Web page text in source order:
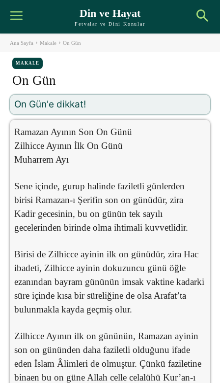
Din ve Hayat
Fetvalar ve Dini Konular
Ana Sayfa Makale On Gün
MAKALE
On Gün
On Gün'e dikkat!
Ramazan Ayının Son On Günü
Zilhicce Ayının İlk On Günü
Muharrem Ayı
Sene içinde, gurup halinde faziletli günlerden
birisi Ramazan-ı Şerifin son on günüdür, zira
Kadir gecesinin, bu on günün tek sayılı
gecelerinden birinde olma ihtimali kuvvetlidir.
Birisi de Zilhicce ayinin ilk on günüdür, zira Hac
ibadeti, Zilhicce ayinin dokuzuncu günü öğle
ezanından bayram gününün imsak vaktine kadarki
süre içinde kısa bir süreliğine de olsa Arafat’ta
bulunmakla kayda geçmiş olur.
Zilhicce Ayının ilk on gününün, Ramazan ayinin
son on gününden daha faziletli olduğunu ifade
eden İslam Âlimleri de olmuştur. Çünkü faziletine
binaen bu on güne Allah celle celalühü Kur’an-ı